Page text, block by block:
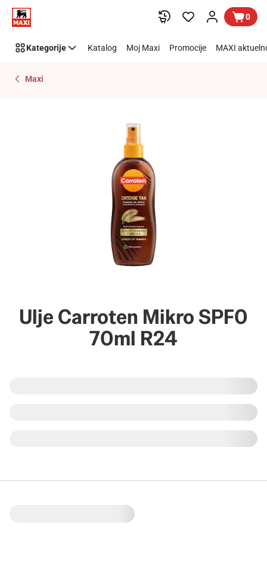
Preskoči link 0
Kategorije Katalog Moj Maxi Promocije MAXI
Maxi
Ulje Carroten Mikro SPF0
70ml R24